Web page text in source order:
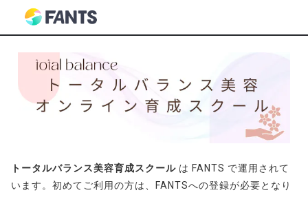
トータルバランス美容育成スクール は FANTS で運用されて
います。初めてご利用の方は、FANTSへの登録が必要となり